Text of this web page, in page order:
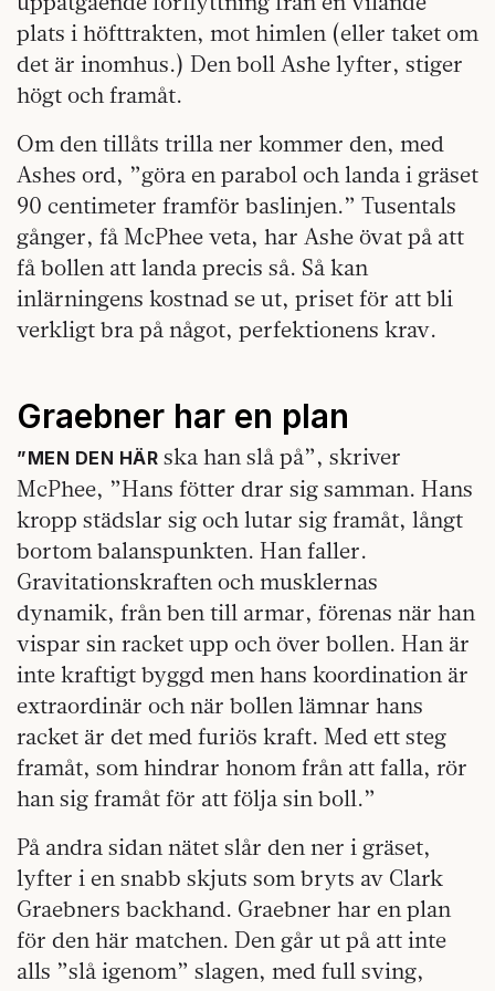
plats i höfttrakten, mot himlen (eller taket om
det är inomhus.) Den boll Ashe lyfter, stiger
högt och framåt.
Om den tillåts trilla ner kommer den, med
Ashes ord, ”göra en parabol och landa i gräset
90 centimeter framför baslinjen.” Tusentals
gånger, få McPhee veta, har Ashe övat på att
få bollen att landa precis så. Så kan
inlärningens kostnad se ut, priset för att bli
verkligt bra på något, perfektionens krav.
Graebner har en plan
”MEN DEN HÄR ska han slå på”, skriver
McPhee, ”Hans fötter drar sig samman. Hans
kropp städslar sig och lutar sig framåt, långt
bortom balanspunkten. Han faller.
Gravitationskraften och musklernas
dynamik, från ben till armar, förenas när han
vispar sin racket upp och över bollen. Han är
inte kraftigt byggd men hans koordination är
extraordinär och när bollen lämnar hans
racket är det med furiös kraft. Med ett steg
framåt, som hindrar honom från att falla, rör
han sig framåt för att följa sin boll.”
På andra sidan nätet slår den ner i gräset,
lyfter i en snabb skjuts som bryts av Clark
Graebners backhand. Graebner har en plan
för den här matchen. Den går ut på att inte
alls ”slå igenom” slagen, med full sving,